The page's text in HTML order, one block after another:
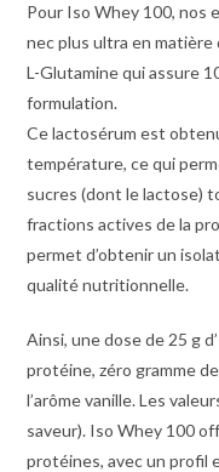
Pour Iso Whey 100, nos
nec plus ultra en
L-Glutamine qui assure
formulation.
Ce lactosérum est
température, ce qui
sucres (dont le lactose)
fractions actives de la
permet d’obtenir un
qualité nutritionnelle.
Ainsi, une dose de 25 g
protéine, zéro gramme
l’arôme vanille. Les
saveur). Iso Whey 100
protéines, avec un profil